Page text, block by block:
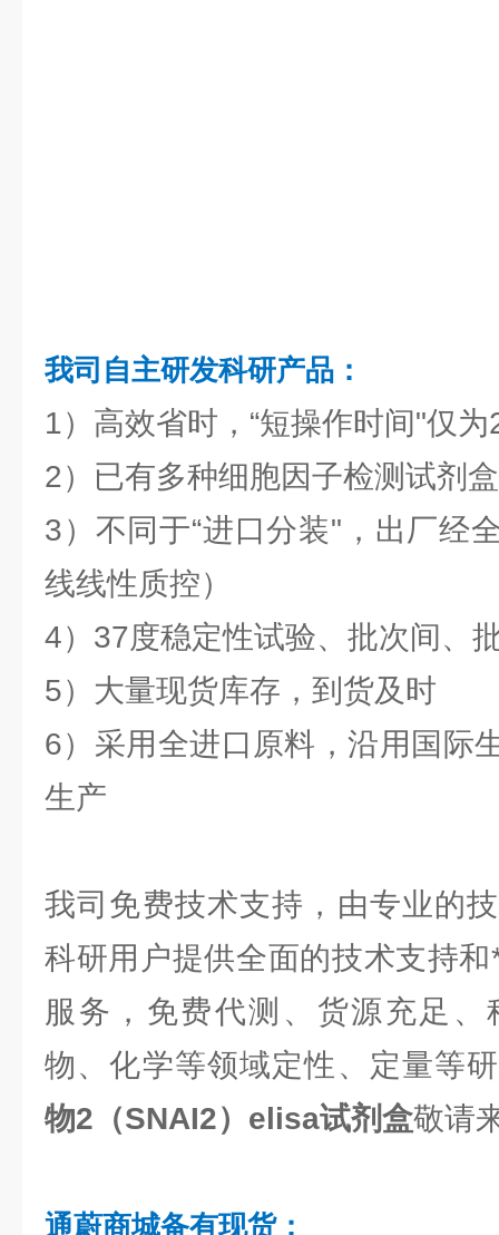
我司自主研发科研产品：
1）高效省时，“短操作时间"仅为
2）已有多种细胞因子检测试剂
3）不同于“进口分装"，出厂经
线线性质控）
4）37度稳定性试验、批次间、
5）大量现货库存，到货及时
6）采用全进口原料，沿用国际
生产
我司免费技术支持，由专业的
科研用户提供全面的技术支持
服务，免费代测、货源充足
物、化学等领域定性、定量等
物2（SNAI2）elisa试剂盒敬请
通蔚商城备有现货：